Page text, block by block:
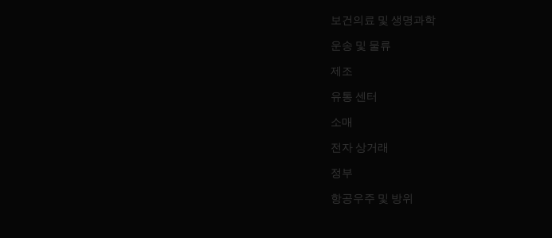
보건의료 및 생명과학
운송 및 물류
제조
유통 센터
소매
전자 상거래
정부
항공우주 및 방위